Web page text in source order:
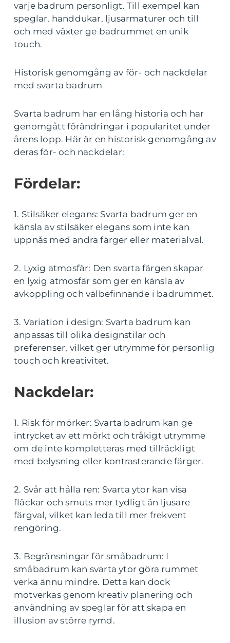
varje badrum personligt. Till exempel kan
speglar, handdukar, ljusarmaturer och till
och med växter ge badrummet en unik
touch.
Historisk genomgång av för- och nackdelar
med svarta badrum
Svarta badrum har en lång historia och har
genomgått förändringar i popularitet under
årens lopp. Här är en historisk genomgång av
deras för- och nackdelar:
Fördelar:
1. Stilsäker elegans: Svarta badrum ger en
känsla av stilsäker elegans som inte kan
uppnås med andra färger eller materialval.
2. Lyxig atmosfär: Den svarta färgen skapar
en lyxig atmosfär som ger en känsla av
avkoppling och välbefinnande i badrummet.
3. Variation i design: Svarta badrum kan
anpassas till olika designstilar och
preferenser, vilket ger utrymme för personlig
touch och kreativitet.
Nackdelar:
1. Risk för mörker: Svarta badrum kan ge
intrycket av ett mörkt och tråkigt utrymme
om de inte kompletteras med tillräckligt
med belysning eller kontrasterande färger.
2. Svår att hålla ren: Svarta ytor kan visa
fläckar och smuts mer tydligt än ljusare
färgval, vilket kan leda till mer frekvent
rengöring.
3. Begränsningar för småbadrum: I
småbadrum kan svarta ytor göra rummet
verka ännu mindre. Detta kan dock
motverkas genom kreativ planering och
användning av speglar för att skapa en
illusion av större rymd.